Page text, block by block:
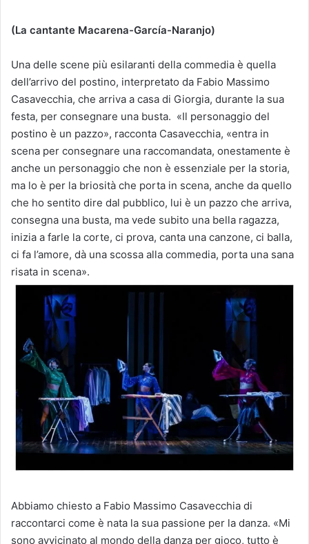
(La cantante Macarena-García-Naranjo)
Una delle scene più esilaranti della commedia è quella
dell’arrivo del postino, interpretato da Fabio Massimo
Casavecchia, che arriva a casa di Giorgia, durante la sua
festa, per consegnare una busta. «Il personaggio del
postino è un pazzo», racconta Casavecchia, «entra in
scena per consegnare una raccomandata, onestamente è
anche un personaggio che non è essenziale per la storia,
ma lo è per la briosità che porta in scena, anche da quello
che ho sentito dire dal pubblico, lui è un pazzo che arriva,
consegna una busta, ma vede subito una bella ragazza,
inizia a farle la corte, ci prova, canta una canzone, ci balla,
ci fa l’amore, dà una scossa alla commedia, porta una sana
risata in scena».
Abbiamo chiesto a Fabio Massimo Casavecchia di
raccontarci come è nata la sua passione per la danza. «Mi
sono avvicinato al mondo della danza per gioco, tutto è